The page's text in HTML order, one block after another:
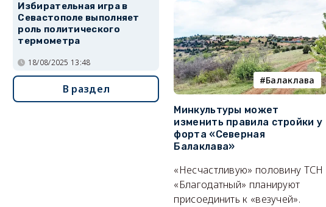
Балаклава
Минкультуры может
изменить правила стройки у
форта «Северная
Балаклава»
«Несчастливую» половину ТСН
«Благодатный» планируют
присоединить к «везучей».
Избирательная игра в
Севастополе выполняет
роль политического
термометра
18/08/2025 13:48
В раздел